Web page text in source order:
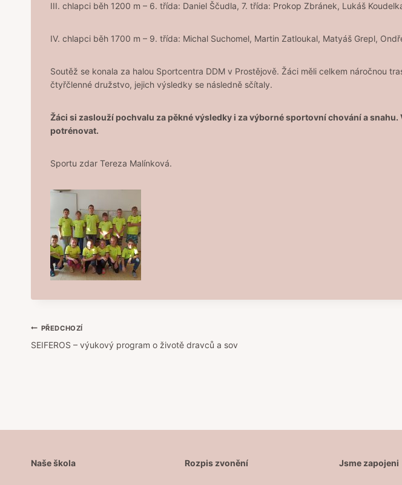
III. chlapci běh 1200 m – 6. třída: Daniel Ščudla, 7. třída: Prokop Zbránek, Lukáš
IV. chlapci běh 1700 m – 9. třída: Michal Suchomel, Martin Zatloukal, Matyáš Grepl,
Soutěž se konala za halou Sportcentra DDM v Prostějově. Žáci měli celkem náročnou
čtyřčlenné družstvo, jejich výsledky se následně sčítaly.
Žáci si zaslouží pochvalu za pěkné výsledky i za výborné sportovní chování a
potrénovat.
Sportu zdar Tereza Malínková.
Navigace
pro
PŘEDCHOZÍ
SEIFEROS – výukový program o životě dravců a sov
Naše škola Rozpis zvonění Jsme zapojeni